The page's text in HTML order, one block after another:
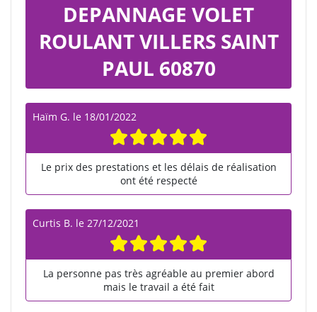
DEPANNAGE VOLET
ROULANT VILLERS SAINT
PAUL 60870
Haïm G. le 18/01/2022
Le prix des prestations et les délais de réalisation
ont été respecté
Curtis B. le 27/12/2021
La personne pas très agréable au premier abord
mais le travail a été fait